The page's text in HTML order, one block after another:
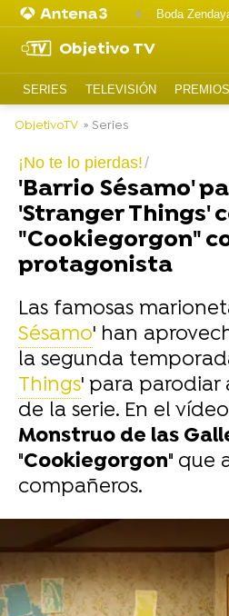
Boda
Objetivo TV
SERIES TELEVISIÓN
ObjetivoTV » Series
¡No te lo pierdas!
'Barrio Sésamo'
'Stranger Things'
"Cookiegorgon"
protagonista
Las famosas
Sésamo' han
la segunda
Things' para parodiar
de la serie. En el
Monstruo de las
"Cookiegorgon" que
compañeros.
-